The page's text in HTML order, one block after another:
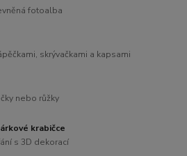
fotoalba
skrývačkami a kapsami
nebo růžky
krabičce
s 3D dekorací